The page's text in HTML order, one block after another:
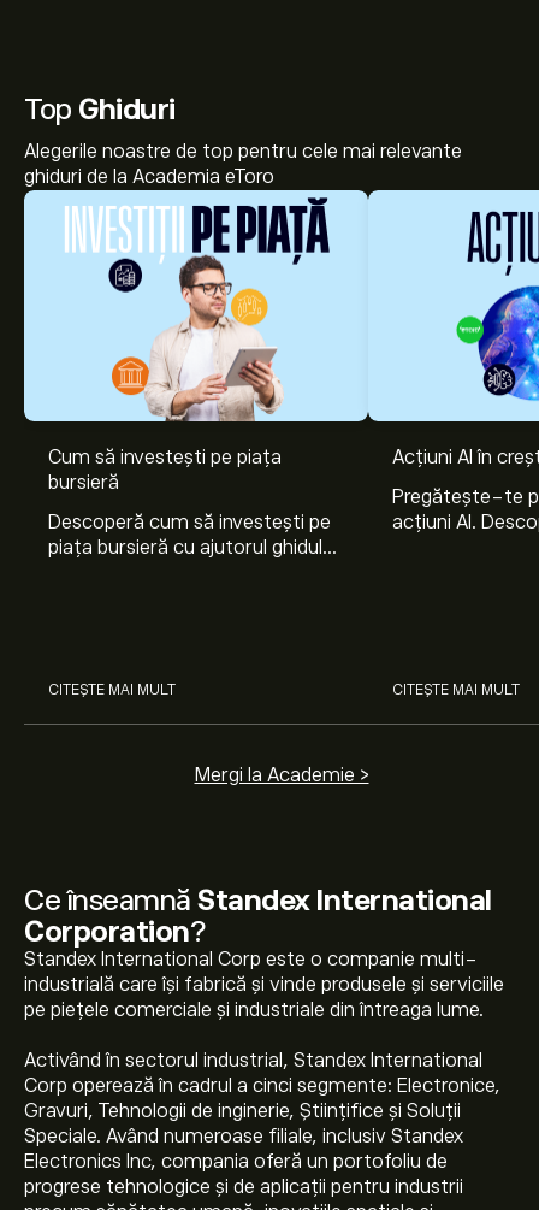
Ce înseamnă Standex International
Corporation?
Standex International Corp este o companie multi-
industrială care își fabrică și vinde produsele și serviciile
pe piețele comerciale și industriale din întreaga lume.
Activând în sectorul industrial, Standex International
Corp operează în cadrul a cinci segmente: Electronice,
Gravuri, Tehnologii de inginerie, Științifice și Soluții
Speciale. Având numeroase filiale, inclusiv Standex
Electronics Inc, compania oferă un portofoliu de
progrese tehnologice și de aplicații pentru industrii
Top Ghiduri
Alegerile noastre de top pentru cele mai relevante
ghiduri de la Academia eToro
Cum să investești pe piața
bursieră
Descoperă cum să investești pe
piața bursieră cu ajutorul ghidului
CITEȘTE MAI MULT
Acțiuni AI în
Pregătește-te
acțiuni AI.
CITEȘTE MAI MULT
Mergi la Academie >